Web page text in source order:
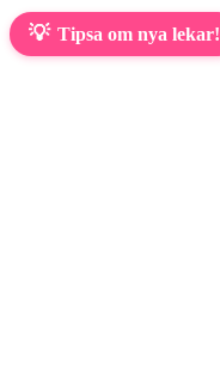
💡 Tipsa om nya lekar!